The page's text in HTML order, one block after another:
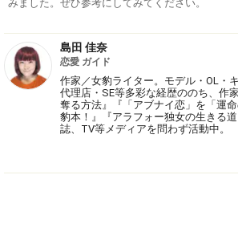
みました。ぜひ参考にしてみてください。
島田 佳奈
恋愛 ガイド
作家／女豹ライター。モデル・OL・
代理店・SE等多彩な経歴ののち、作
奪る方法』『「アブナイ恋」を「運
豹本！』『アラフォー独女の生きる
誌、TV等メディアを問わず活動中。